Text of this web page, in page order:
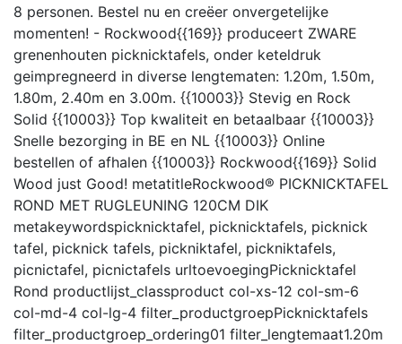
8 personen. Bestel nu en creëer onvergetelijke
momenten! - Rockwood{{169}} produceert ZWARE
grenenhouten picknicktafels, onder keteldruk
geimpregneerd in diverse lengtematen: 1.20m, 1.50m,
1.80m, 2.40m en 3.00m. {{10003}} Stevig en Rock
Solid {{10003}} Top kwaliteit en betaalbaar {{10003}}
Snelle bezorging in BE en NL {{10003}} Online
bestellen of afhalen {{10003}} Rockwood{{169}} Solid
Wood just Good! metatitleRockwood® PICKNICKTAFEL
ROND MET RUGLEUNING 120CM DIK
metakeywordspicknicktafel, picknicktafels, picknick
tafel, picknick tafels, pickniktafel, pickniktafels,
picnictafel, picnictafels urltoevoegingPicknicktafel
Rond productlijst_classproduct col-xs-12 col-sm-6
col-md-4 col-lg-4 filter_productgroepPicknicktafels
filter_productgroep_ordering01 filter_lengtemaat1.20m